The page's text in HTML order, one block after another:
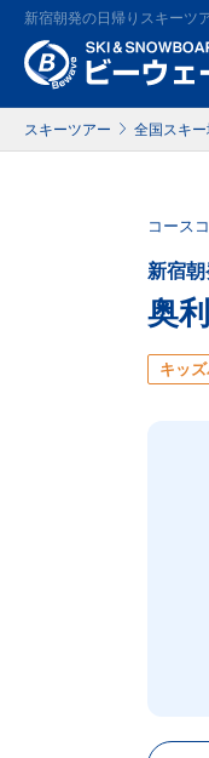
新宿朝発の日帰りスキーツ
スキーツアー 全国スキ
コース
新宿
奥
キッ